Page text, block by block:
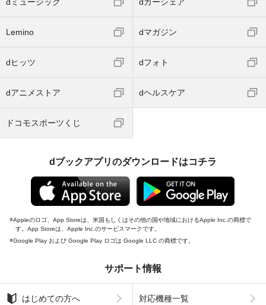
dミュージック dカーシェア
Lemino dマガジン
dヒッツ dフォト
dアニメストア dヘルスケア
ドコモスポーツくじ
dブックアプリのダウンロードはコチラ
Appleのロゴ、App Storeは、米国もしくはその他の国や地域におけるApple Inc.の商標で
す。App Storeは、Apple Inc.のサービスマークです。
Google Play および Google Play ロゴは Google LLC の商標です。
サポート情報
はじめての方へ 対応機種一覧